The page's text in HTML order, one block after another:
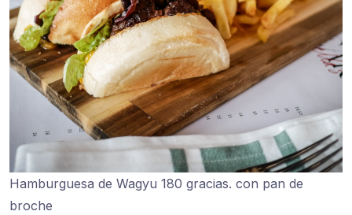
Hamburguesa de Wagyu 180 gracias. con pan de
broche